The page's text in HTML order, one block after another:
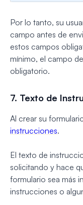
Por lo tanto, su
campo antes de
estos campos
mínimo, el campo
obligatorio.
7. Texto de
Al crear su
instrucciones.
El texto de
solicitando y hace
formulario sea más
instrucciones o